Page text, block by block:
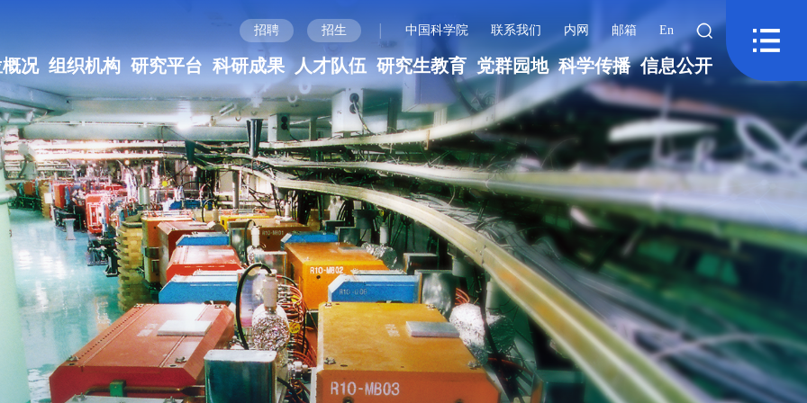
招聘 招生 | 中国科学院 联系我们 内网 邮箱 En
况 组织机构 研究平台 科研成果 人才队伍 研究生教育 党群园地 科学传播 信息公开